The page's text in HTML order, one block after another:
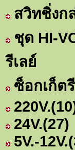
สวิทชิ่งก
ชุด HI-
รีเลย์
ซ็อกเก็ต
220V.
24V.(27)
5V.-12V.